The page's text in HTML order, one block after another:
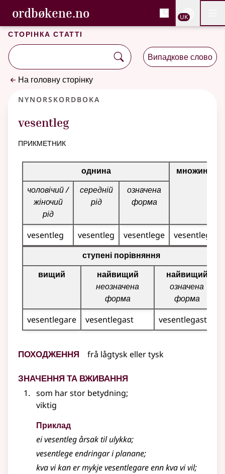
Перейти до основного вмісту
Доступність
ordbøkene.no, Cловник букмола та
Cловник букмола та Словник нюношка
UK
Сторінка статті
Випадкове слово
На головну сторінку
Nynorskordboka
vesentleg
прикметник
Таблиця відмінювання для цього прикметника
однина
множина
чоловічий /
жіночий
рід
середній
рід
означена
форма
vesentleg vesentleg vesentlege
vesentlege
Таблиця відмінювання для цього прикметника
ступені порівняння
вищий
найвищий
неозначена
форма
найвищий
означена
форма
vesentlegare
vesentlegast vesentlegaste
Походження frå lågtyskellertysk
Значення та вживання
som har stor betydning;
viktig
Приклад
ei vesentleg årsak til ulykka;
vesentlege endringar i planane;
kva vi kan er mykje vesentlegare enn kva vi vil;